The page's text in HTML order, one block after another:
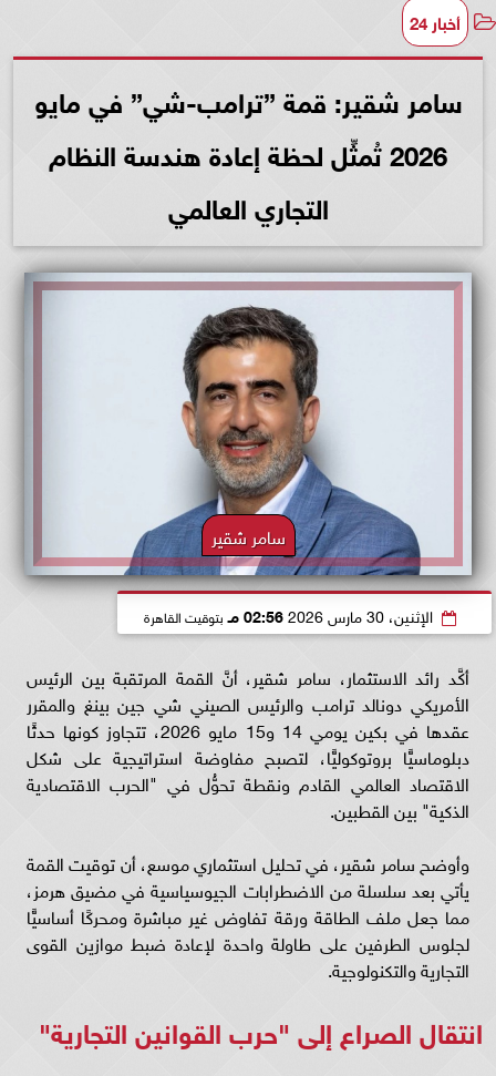
أخبار 24
سامر شقير: قمة ”ترامب-شي” في مايو
2026 تُمثِّل لحظة إعادة هندسة النظام
التجاري العالمي
سامر شقير
الإثنين، 30 مارس 2026 02:56 مـ بتوقيت القاهرة
أكَّد رائد الاستثمار، سامر شقير، أنَّ القمة المرتقبة بين الرئيس
الأمريكي دونالد ترامب والرئيس الصيني شي جين بينغ والمقرر
عقدها في بكين يومي 14 و15 مايو 2026، تتجاوز كونها حدثًا
دبلوماسيًّا بروتوكوليًّا، لتصبح مفاوضة استراتيجية على شكل
الاقتصاد العالمي القادم ونقطة تحوُّل في "الحرب الاقتصادية
الذكية" بين القطبين.
وأوضح سامر شقير، في تحليل استثماري موسع، أن توقيت القمة
يأتي بعد سلسلة من الاضطرابات الجيوسياسية في مضيق هرمز،
مما جعل ملف الطاقة ورقة تفاوض غير مباشرة ومحركًا أساسيًّا
لجلوس الطرفين على طاولة واحدة لإعادة ضبط موازين القوى
التجارية والتكنولوجية.
انتقال الصراع إلى "حرب القوانين التجارية"